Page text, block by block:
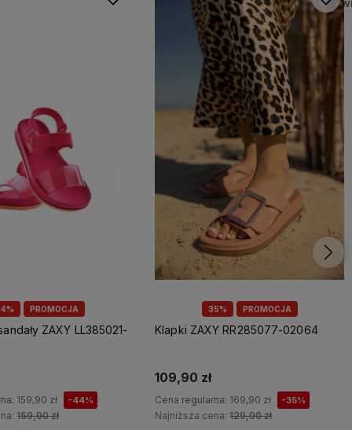
PROMOCJA
159,90 zł -44%
159,90 zł
35% PROMOCJA
Klapki ZAXY RR285077-02064
109,90 zł
Cena regularna: 169,90 zł -35%
Najniższa cena:129,90 zł